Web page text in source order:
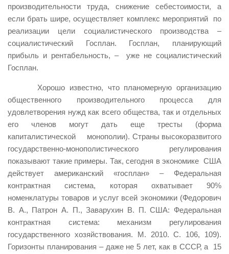
производительности труда, снижение себестоимости, а
если брать шире, осуществляет комплекс мероприятий по
реализации цели социалистического производства –
социалистический Госплан. Госплан, планирующий
прибыль и рентабельность, – уже не социалистический
Госплан.
Хорошо известно, что планомерную организацию
общественного производительного процесса для
удовлетворения нужд как всего общества, так и отдельных
его членов могут дать еще тресты (форма
капиталистической монополии). Страны высокоразвитого
государственно-монополистического регулирования
показывают такие примеры. Так, сегодня в экономике США
действует американский «госплан» – Федеральная
контрактная система, которая охватывает 90%
номенклатуры товаров и услуг всей экономики (Федорович
В. А., Патрон А. П., Заварухин В. П. США: Федеральная
контрактная система: механизм регулирования
государственного хозяйствования. М. 2010. С. 106, 109).
Горизонты планирования – даже не 5 лет, как в СССР, а 15